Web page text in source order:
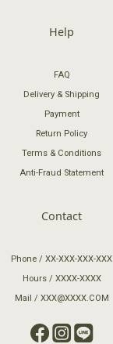
Help
FAQ
Delivery & Shipping
Payment
Return Policy
Terms & Conditions
Anti-Fraud Statement
Contact
Phone / XX-XXX-XXX-XXX
Hours / XXXX-XXXX
Mail / XXX@XXXX.COM